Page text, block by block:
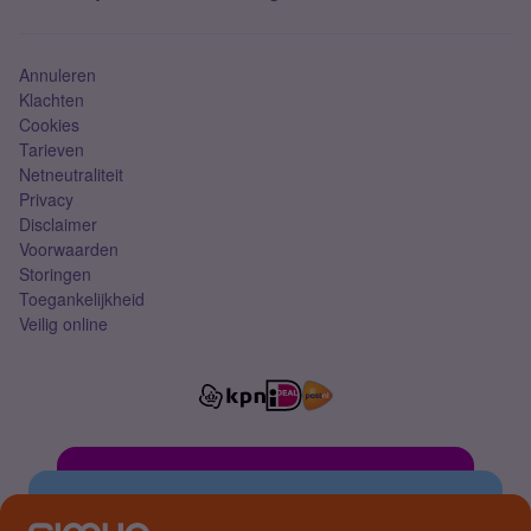
Mobiel abonnement
Annuleren
Klachten
Cookies
Tarieven
Netneutraliteit
Privacy
Disclaimer
Voorwaarden
Storingen
Toegankelijkheid
Veilig online